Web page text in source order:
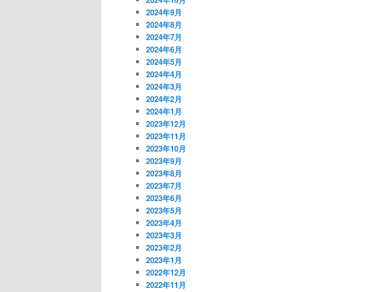
2024年9月
2024年8月
2024年7月
2024年6月
2024年5月
2024年4月
2024年3月
2024年2月
2024年1月
2023年12月
2023年11月
2023年10月
2023年9月
2023年8月
2023年7月
2023年6月
2023年5月
2023年4月
2023年3月
2023年2月
2023年1月
2022年12月
2022年11月